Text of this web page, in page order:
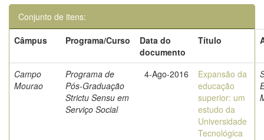
Conjunto de itens:
Câmpus
Programa/Curso
Data do
documento
Título
Campo
Mourao
Programa de
Pós-Graduação
Strictu Sensu em
Serviço Social
4-Ago-2016
Expansão da
educação
superior: um
estudo da
Universidade
Tecnológica